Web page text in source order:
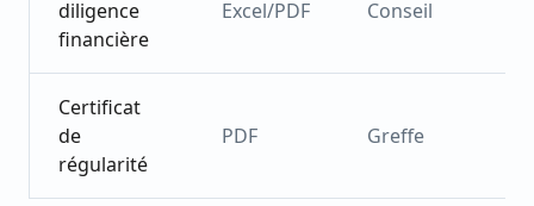
diligence
financière
Excel/PDF Conseil
Certificat
de
régularité
PDF Greffe